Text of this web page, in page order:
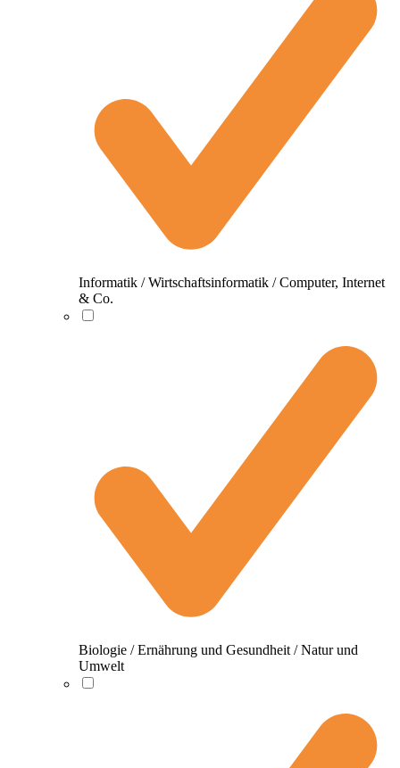
Informatik / Wirtschaftsinformatik / Computer, Internet
& Co.
Biologie / Ernährung und Gesundheit / Natur und
Umwelt